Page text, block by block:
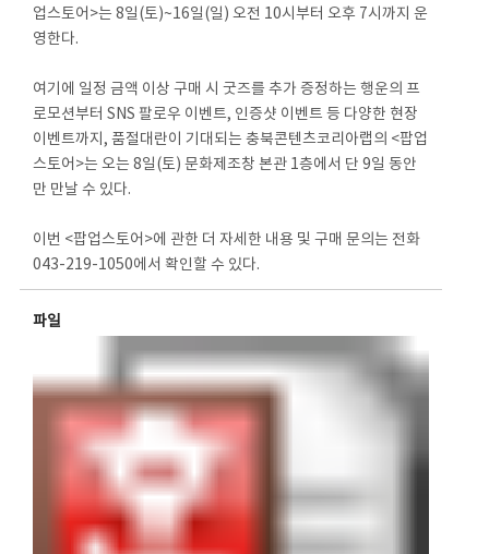
업스토어>는 8일(토)~16일(일) 오전 10시부터 오후 7시까지 운
영한다.
여기에 일정 금액 이상 구매 시 굿즈를 추가 증정하는 행운의 프
로모션부터 SNS 팔로우 이벤트, 인증샷 이벤트 등 다양한 현장
이벤트까지, 품절대란이 기대되는 충북콘텐츠코리아랩의 <팝업
스토어>는 오는 8일(토) 문화제조창 본관 1층에서 단 9일 동안
만 만날 수 있다.
이번 <팝업스토어>에 관한 더 자세한 내용 및 구매 문의는 전화
043-219-1050에서 확인할 수 있다.
파일